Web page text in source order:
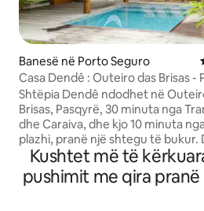
Banesë në Porto Seguro
Casa Dendê : Outeiro das Brisas -
doplace} lho
Shtëpia Dendê ndodhet në
Brisas, Pasqyrë, 30 minuta nga
dhe Caraiva, dhe kjo 10 minuta
plazhi, pranë një shtegu të bukur.
shija e mirë, ekuilibri dhe qetësia
që të presin në këtë shtëpi plot
hijeshi. Pishinë private. 4 suita: krevate
Kushtet më të
pushimit me qira pranë